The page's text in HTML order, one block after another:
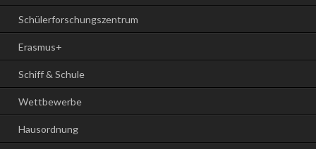
Schülerforschungszentrum
Erasmus+
Schiff & Schule
Wettbewerbe
Hausordnung